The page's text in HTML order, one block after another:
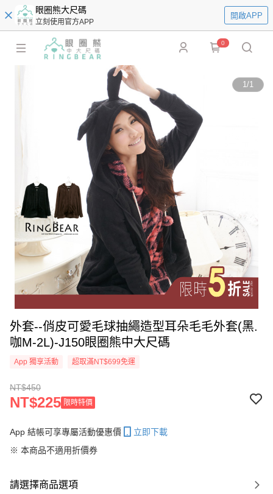
眼圈熊大尺碼
立刻使用官方APP
開啟APP
0
1/1
外套--俏皮可愛毛球抽繩造型耳朵毛毛外套(黑.
咖M-2L)-J150眼圈熊中大尺碼
App 獨享活動 超取滿NT$699免運
NT$450
NT$225 限時特價
App 結帳可享專屬活動優惠價
立即下載
※ 本商品不適用折價券
請選擇商品選項